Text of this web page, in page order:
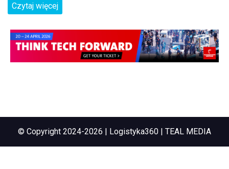
Czytaj więcej
© Copyright 2024-2026 | Logistyka360 | TEAL MEDIA